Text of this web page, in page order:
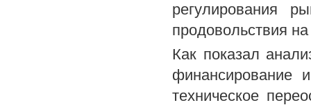
регулирования
продовольствия
Как показал
финансирование
техническое